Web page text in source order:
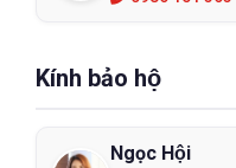
Kính bảo hộ
Ngọc Hội